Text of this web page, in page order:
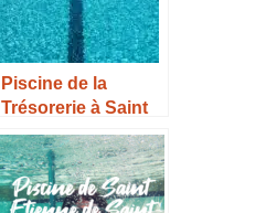
Piscine de la
Trésorerie à Saint
Pryvé Saint Mesmin
– Horaires, Tarifs et
Infos –